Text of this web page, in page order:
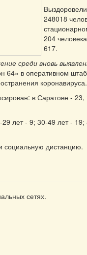
248018
204
617.
среди вновь
64» в оперативном
коронавируса.
в Саратове -
лет - 9; 30-49 лет -
дистанцию.
сетях.